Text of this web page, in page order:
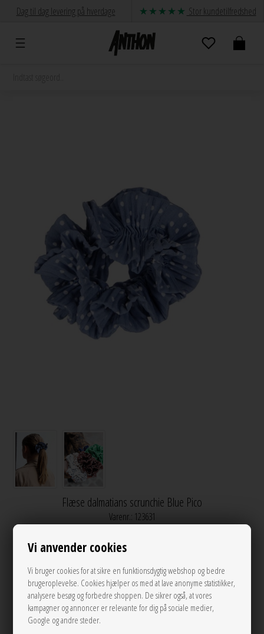
Vi anvender cookies
Vi bruger cookies for at sikre en funktionsdygtig webshop og bedre
brugeroplevelse. Cookies hjælper os med at lave anonyme statistikker,
analysere besøg og forbedre shoppen. De sikrer også, at vores
kampagner og annoncer er relevante for dig på sociale medier,
Google og andre steder.
Dag til dag levering på hverdage Stor kundetilfredshed
Flæse dalmatians scrunchie Blue Pico
Varenr.: 123631
Se mere fra Pico
På lager
75,00DKK